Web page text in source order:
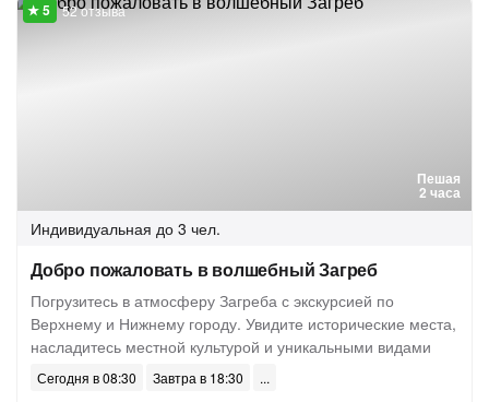
Пешая
2 часа
52 отзыва
Индивидуальная до 3 чел.
Добро пожаловать в волшебный Загреб
Погрузитесь в атмосферу Загреба с экскурсией по
Верхнему и Нижнему городу. Увидите исторические места,
насладитесь местной культурой и уникальными видами
Сегодня в 08:30
Завтра в 18:30